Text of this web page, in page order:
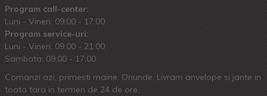
Program call-center:
Luni - Vineri: 09:00 - 17:00
Program service-uri:
Luni - Vineri: 09.00 - 21:00
Sambata: 09:00 - 17:00
Comanzi azi, primesti maine. Oriunde. Livram anvelope si jante in
toata tara in termen de 24 de ore.